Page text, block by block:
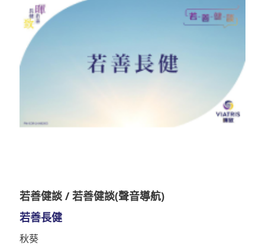
若善健談 / 若善健談(聲音導航)
若善長健
秋葵